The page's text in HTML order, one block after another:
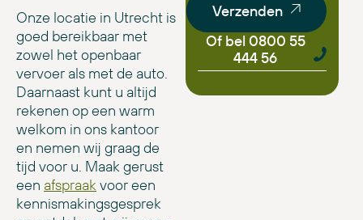
Onze locatie in Utrecht is
goed bereikbaar met
zowel het openbaar
vervoer als met de auto.
Daarnaast kunt u altijd
rekenen op een warm
welkom in ons kantoor
en nemen wij graag de
tijd voor u. Maak gerust
een afspraak voor een
kennismakingsgesprek
Verzenden
Of bel 0800 55
444 56